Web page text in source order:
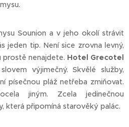
Sounion a v jeho okolí strávit
jeden tip. Není sice zrovna levný,
nenajdete. Hotel Grecotel
výjimečný. Skvělé služby,
písečnou pláž netřeba zmiňovat.
jiným. Zcela jedinečnou
která připomíná starověký palác.